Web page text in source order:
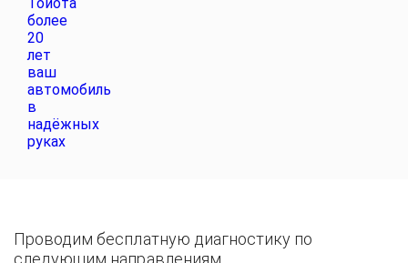
Проводим бесплатную диагностику по
следующим направлениям